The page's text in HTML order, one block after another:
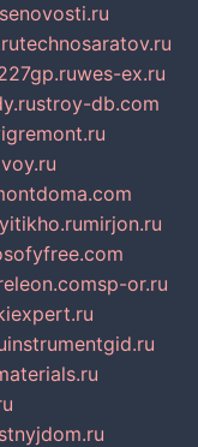
senovosti.ru
technosaratov.ru
wes-ex.ru
stroy-db.com
mirjon.ru
sp-or.ru
instrumentgid.ru